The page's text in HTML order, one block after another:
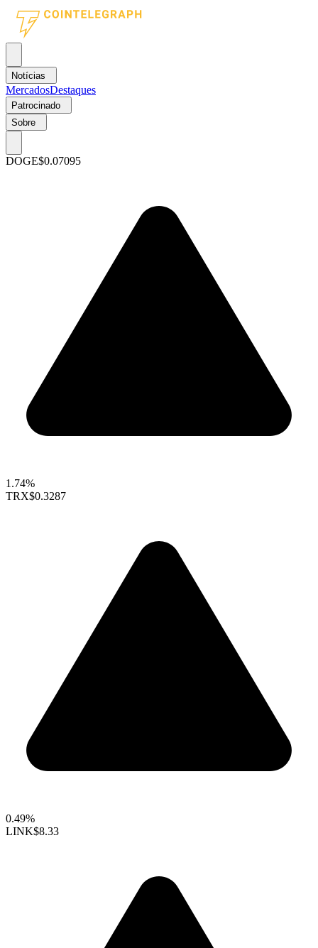
Notícias
MercadosDestaques
Patrocinado
Sobre
DOGE$0.07095
1.74%
TRX$0.3287
0.49%
LINK$8.33